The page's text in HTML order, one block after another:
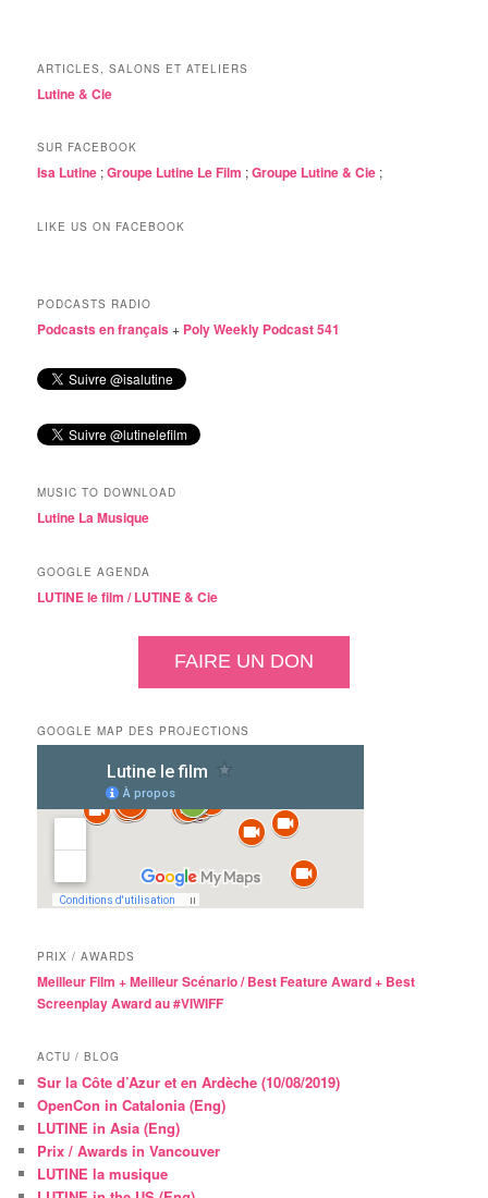
ARTICLES, SALONS ET ATELIERS
Lutine & Cie
SUR FACEBOOK
Isa Lutine ;Groupe Lutine Le Film ;Groupe Lutine & Cie ;
LIKE US ON FACEBOOK
PODCASTS RADIO
Podcasts en français+ Poly Weekly Podcast 541
MUSIC TO DOWNLOAD
Lutine La Musique
GOOGLE AGENDA
LUTINE le film /LUTINE & Cie
FAIRE UN DON
GOOGLE MAP DES PROJECTIONS
PRIX / AWARDS
Meilleur Film + Meilleur Scénario / Best Feature Award + Best
Screenplay Award au #VIWIFF
ACTU / BLOG
Sur la Côte d’Azur et en Ardèche (10/08/2019)
OpenCon in Catalonia (Eng)
LUTINE in Asia (Eng)
Prix / Awards in Vancouver
LUTINE la musique